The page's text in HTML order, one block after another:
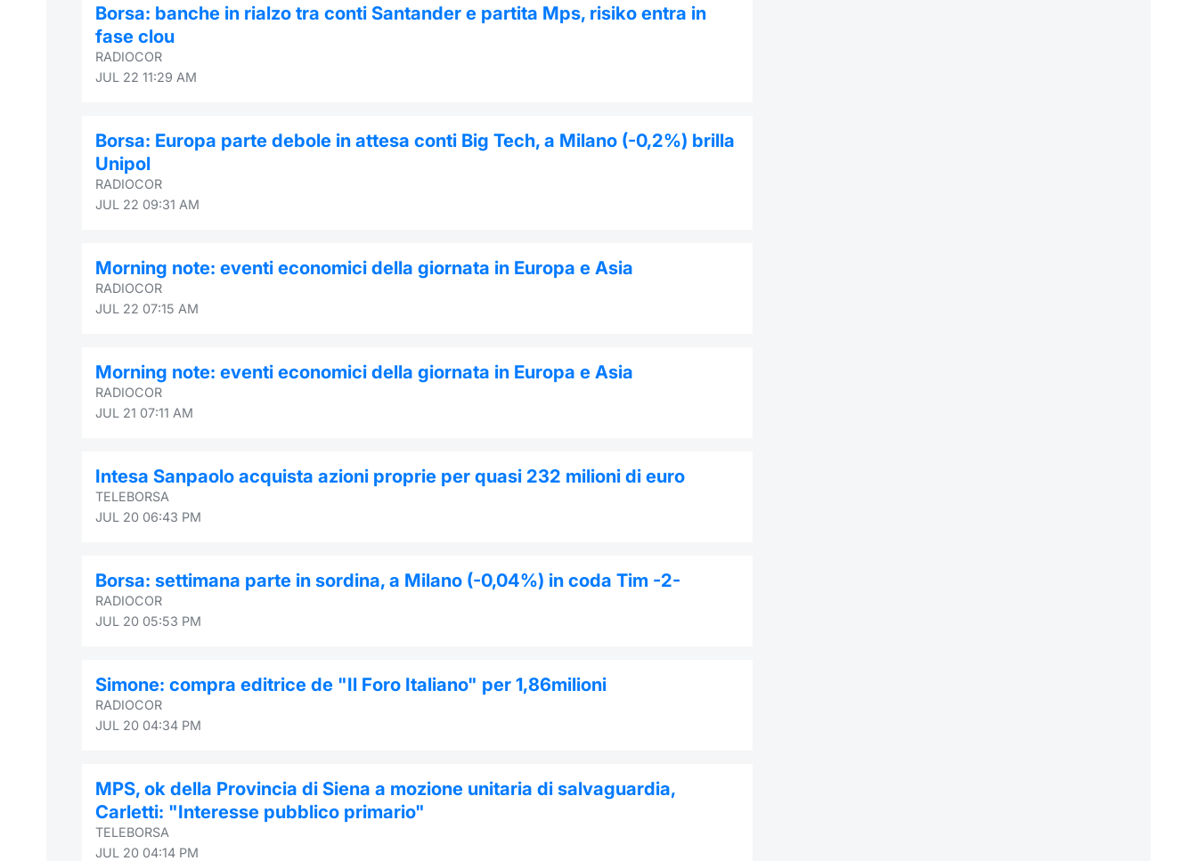
Borsa: banche in rialzo tra conti Santander e partita Mps, risiko entra in
fase clou
RADIOCOR
JUL 22 11:29 AM
Borsa: Europa parte debole in attesa conti Big Tech, a Milano (-0,2%) brilla
Unipol
RADIOCOR
JUL 22 09:31 AM
Morning note: eventi economici della giornata in Europa e Asia
RADIOCOR
JUL 22 07:15 AM
Morning note: eventi economici della giornata in Europa e Asia
RADIOCOR
JUL 21 07:11 AM
Intesa Sanpaolo acquista azioni proprie per quasi 232 milioni di euro
TELEBORSA
JUL 20 06:43 PM
Borsa: settimana parte in sordina, a Milano (-0,04%) in coda Tim -2-
RADIOCOR
JUL 20 05:53 PM
Simone: compra editrice de "Il Foro Italiano" per 1,86milioni
RADIOCOR
JUL 20 04:34 PM
MPS, ok della Provincia di Siena a mozione unitaria di salvaguardia,
Carletti: "Interesse pubblico primario"
TELEBORSA
JUL 20 04:14 PM